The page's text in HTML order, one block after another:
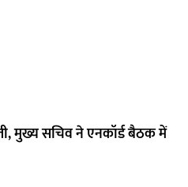
मुख्य सचिव ने एनकॉर्ड बैठक में